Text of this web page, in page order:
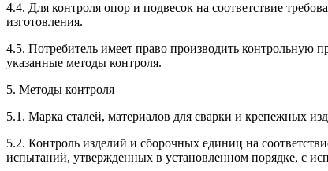
4.4. Для контроля опор и подвесок на соответствие
изготовления.
4.5. Потребитель имеет право производить контрольную
указанные методы контроля.
5. Методы контроля
5.1. Марка сталей, материалов для сварки и крепежных
5.2. Контроль изделий и сборочных единиц на
испытаний, утвержденных в установленном порядке, с